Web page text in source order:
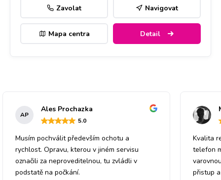
Zavolat Navigovat
Mapa centra Detail
AP
Ales Prochazka
5.0
Musím pochválit především ochotu a
rychlost. Opravu, kterou v jiném servisu
označili za neproveditelnou, tu zvládli v
podstatě na počkání.
Kvalita
telefon
přistup